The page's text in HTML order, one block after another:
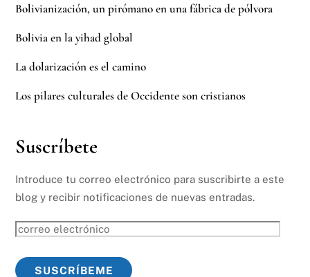
Bolivianización, un pirómano en una fábrica de pólvora
Bolivia en la yihad global
La dolarización es el camino
Los pilares culturales de Occidente son cristianos
Suscríbete
Introduce tu correo electrónico para suscribirte a este
blog y recibir notificaciones de nuevas entradas.
correo
SUSCRÍBEME